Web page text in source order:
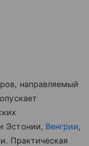
направляемый
Эстонии, Венгрии,
Практическая